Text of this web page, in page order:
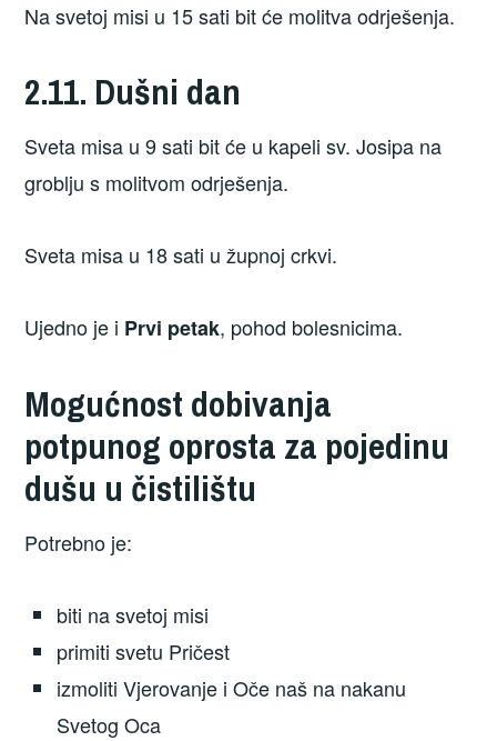
Na svetoj misi u 15 sati bit će molitva odrješenja.
2.11. Dušni dan
Sveta misa u 9 sati bit će u kapeli sv. Josipa na
groblju s molitvom odrješenja.
Sveta misa u 18 sati u župnoj crkvi.
Ujedno je i Prvi petak, pohod bolesnicima.
Mogućnost dobivanja
potpunog oprosta za pojedinu
dušu u čistilištu
Potrebno je:
biti na svetoj misi
primiti svetu Pričest
izmoliti Vjerovanje i Oče naš na nakanu
Svetog Oca